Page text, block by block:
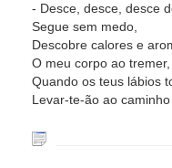
- Desce, desce, desce
Segue sem medo,
Descobre calores e
O meu corpo ao tremer,
Quando os teus lábios
Levar-te-ão ao caminho